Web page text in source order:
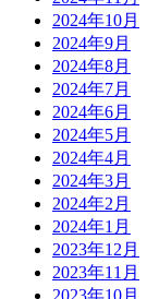
2024年10月
2024年9月
2024年8月
2024年7月
2024年6月
2024年5月
2024年4月
2024年3月
2024年2月
2024年1月
2023年12月
2023年11月
2023年10月